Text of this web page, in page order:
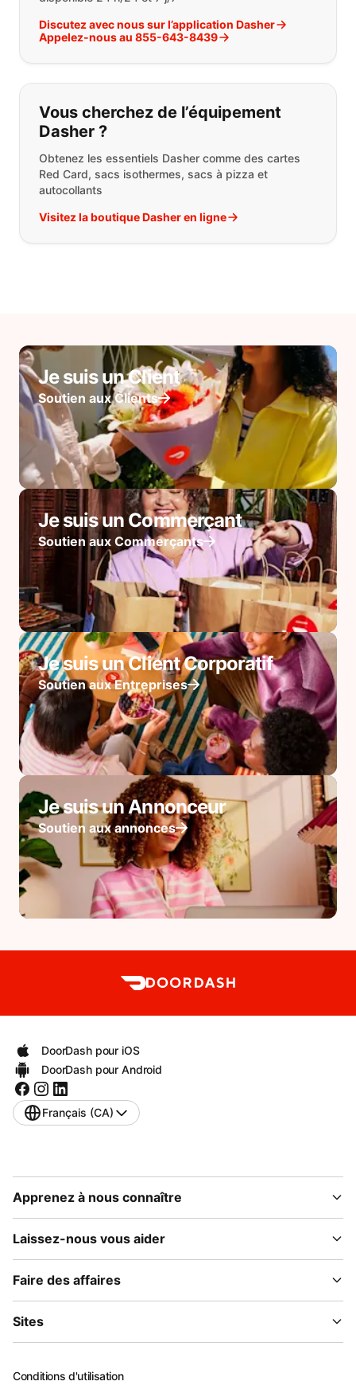
Discutez avec nous sur l’application Dasher
Appelez-nous au 855-643-8439
Vous cherchez de l’équipement
Dasher ?
Obtenez les essentiels Dasher comme des cartes
Red Card, sacs isothermes, sacs à pizza et
autocollants
Visitez la boutique Dasher en ligne
Je suis un Client
Soutien aux Clients
Je suis un Commerçant
Soutien aux Commerçants
Je suis un Client Corporatif
Soutien aux Entreprises
Je suis un Annonceur
Soutien aux annonces
DoorDash pour iOS
DoorDash pour Android
Français (CA)
Apprenez à nous connaître
Laissez-nous vous aider
Faire des affaires
Sites
Conditions d'utilisation